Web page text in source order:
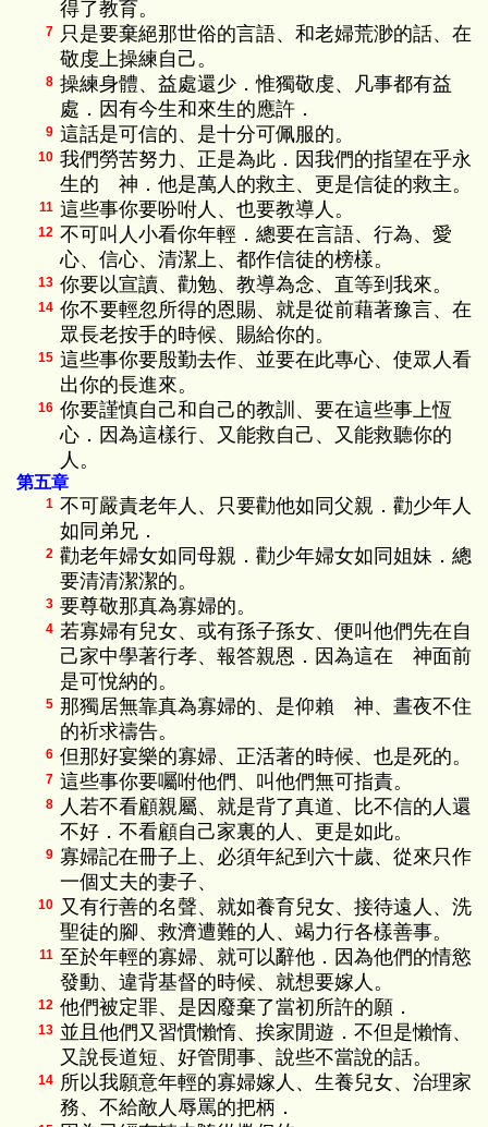
得了教育。
7 只是要棄絕那世俗的言語、和老婦荒渺的話、在
敬虔上操練自己。
8 操練身體、益處還少．惟獨敬虔、凡事都有益
處．因有今生和來生的應許．
9 這話是可信的、是十分可佩服的。
10 我們勞苦努力、正是為此．因我們的指望在乎永
生的 神．他是萬人的救主、更是信徒的救主。
11 這些事你要吩咐人、也要教導人。
12 不可叫人小看你年輕．總要在言語、行為、愛
心、信心、清潔上、都作信徒的榜樣。
13 你要以宣讀、勸勉、教導為念、直等到我來。
14 你不要輕忽所得的恩賜、就是從前藉著豫言、在
眾長老按手的時候、賜給你的。
15 這些事你要殷勤去作、並要在此專心、使眾人看
出你的長進來。
16 你要謹慎自己和自己的教訓、要在這些事上恆
心．因為這樣行、又能救自己、又能救聽你的
人。
第五章
1 不可嚴責老年人、只要勸他如同父親．勸少年人
如同弟兄．
2 勸老年婦女如同母親．勸少年婦女如同姐妹．總
要清清潔潔的。
3 要尊敬那真為寡婦的。
4 若寡婦有兒女、或有孫子孫女、便叫他們先在自
己家中學著行孝、報答親恩．因為這在 神面前
是可悅納的。
5 那獨居無靠真為寡婦的、是仰賴 神、晝夜不住
的祈求禱告。
6 但那好宴樂的寡婦、正活著的時候、也是死的。
7 這些事你要囑咐他們、叫他們無可指責。
8
人若不看顧親屬、就是背了真道、比不信的人還
不好．不看顧自己家裏的人、更是如此。
9 寡婦記在冊子上、必須年紀到六十歲、從來只作
一個丈夫的妻子、
10 又有行善的名聲、就如養育兒女、接待遠人、洗
聖徒的腳、救濟遭難的人、竭力行各樣善事。
11 至於年輕的寡婦、就可以辭他．因為他們的情慾
發動、違背基督的時候、就想要嫁人。
12 他們被定罪、是因廢棄了當初所許的願．
13 並且他們又習慣懶惰、挨家閒遊．不但是懶惰、
又說長道短、好管閒事、說些不當說的話。
14 所以我願意年輕的寡婦嫁人、生養兒女、治理家
務、不給敵人辱罵的把柄．